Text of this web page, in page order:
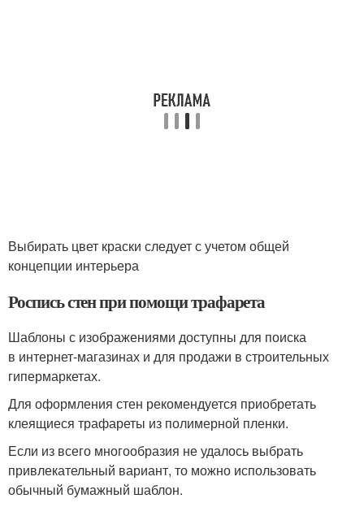
Выбирать цвет краски следует с учетом общей
концепции интерьера
Роспись стен при помощи трафарета
Шаблоны с изображениями доступны для поиска
в интернет-магазинах и для продажи в строительных
гипермаркетах.
Для оформления стен рекомендуется приобретать
клеящиеся трафареты из полимерной пленки.
Если из всего многообразия не удалось выбрать
привлекательный вариант, то можно использовать
обычный бумажный шаблон.